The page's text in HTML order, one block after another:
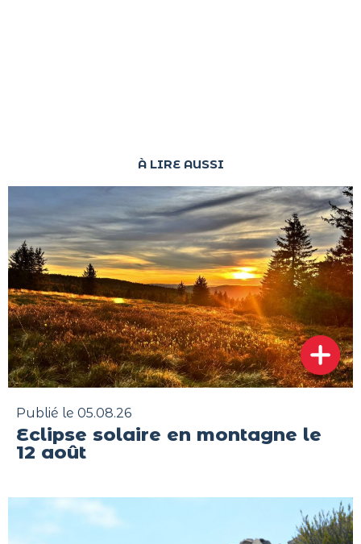
À LIRE AUSSI
Publié le 05.08.26
Eclipse solaire en montagne le
12 août